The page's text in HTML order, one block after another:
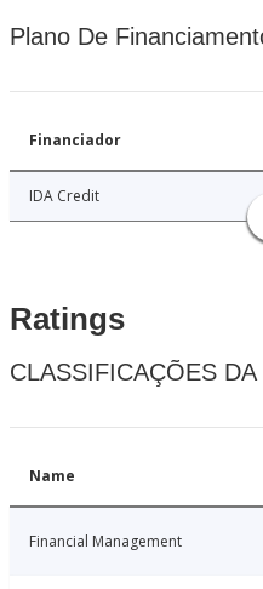
Plano De
Financiador
IDA Credit
Ratings
CLASSIFICAÇÕES
Name
Financial Management